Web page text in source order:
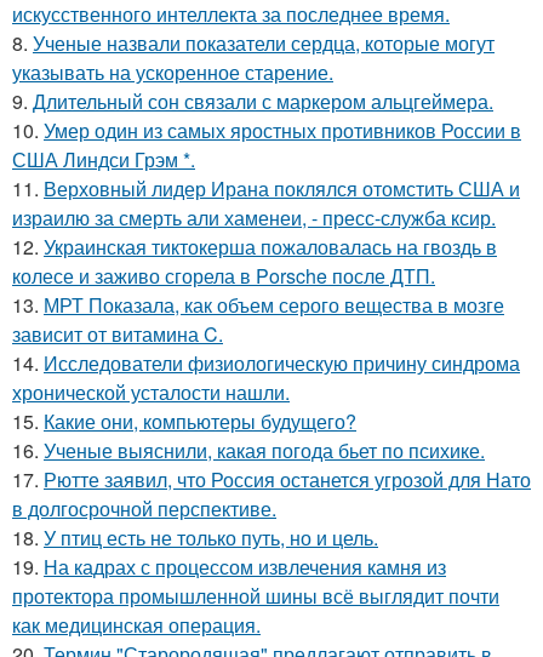
искусственного интеллекта за последнее время.
8. Ученые назвали показатели сердца, которые могут
указывать на ускоренное старение.
9. Длительный сон связали с маркером альцгеймера.
10. Умер один из самых яростных противников России в
США Линдси Грэм *.
11. Верховный лидер Ирана поклялся отомстить США и
израилю за смерть али хаменеи, - пресс-служба ксир.
12. Украинская тиктокерша пожаловалась на гвоздь в
колесе и заживо сгорела в Porsche после ДТП.
13. МРТ Показала, как объем серого вещества в мозге
зависит от витамина C.
14. Исследователи физиологическую причину синдрома
хронической усталости нашли.
15. Какие они, компьютеры будущего?
16. Ученые выяснили, какая погода бьет по психике.
17. Рютте заявил, что Россия останется угрозой для Нато
в долгосрочной перспективе.
18. У птиц есть не только путь, но и цель.
19. На кадрах с процессом извлечения камня из
протектора промышленной шины всё выглядит почти
как медицинская операция.